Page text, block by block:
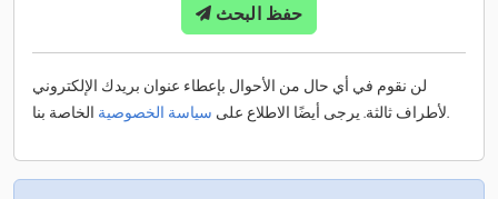
حفظ البحث
لن نقوم في أي حال من الأحوال بإعطاء عنوان بريدك الإلكتروني
لأطراف ثالثة. يرجى أيضًا الاطلاع على سياسة الخصوصية الخاصة بنا.